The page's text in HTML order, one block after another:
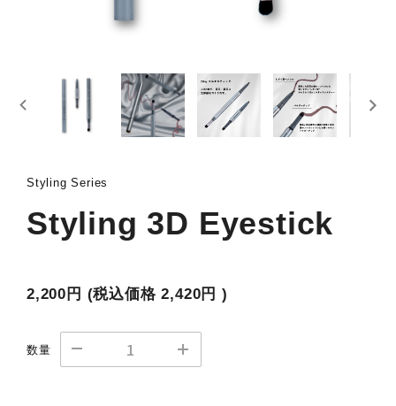
Styling Series
Styling 3D Eyestick
2,200円 (税込価格2,420円 )
数量